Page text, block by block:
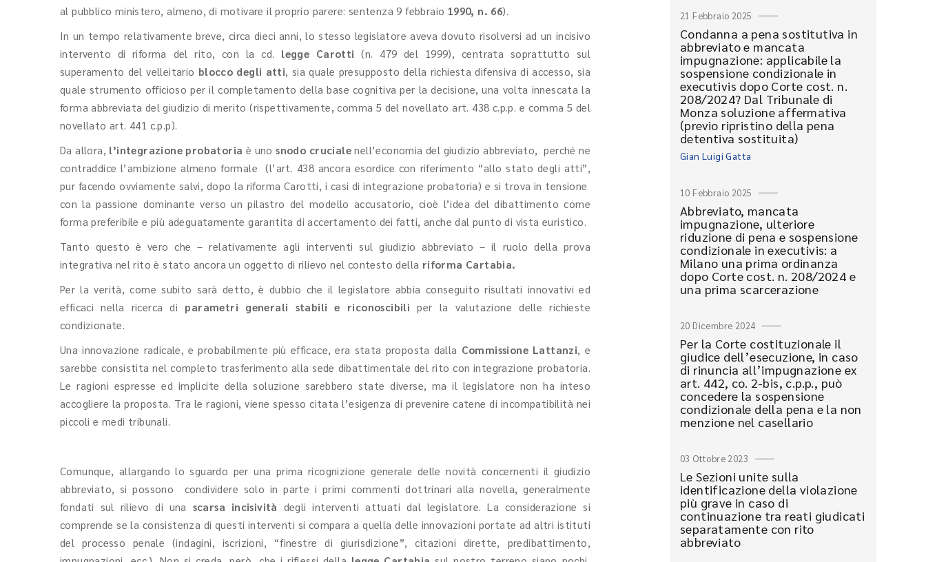
al pubblico ministero, almeno, di motivare il proprio parere: sentenza 9 febbraio 1990, n. 66).
In un tempo relativamente breve, circa dieci anni, lo stesso legislatore aveva dovuto risolversi ad un incisivo
intervento di riforma del rito, con la cd. legge Carotti(n. 479 del 1999), centrata soprattutto sul
superamento del velleitario blocco degli atti, sia quale presupposto della richiesta difensiva di accesso, sia
quale strumento officioso per il completamento della base cognitiva per la decisione, una volta innescata la
forma abbreviata del giudizio di merito (rispettivamente, comma 5 del novellato art. 438 c.p.p. e comma 5 del
novellato art. 441 c.p.p).
Da allora, l’integrazione probatoria è unosnodo crucialenell’economia del giudizio abbreviato, perché ne
contraddice l’ambizione almeno formale (l’art. 438 ancora esordice con riferimento “allo stato degli atti”,
pur facendo ovviamente salvi, dopo la riforma Carotti, i casi di integrazione probatoria) e si trova in tensione
con la passione dominante verso un pilastro del modello accusatorio, cioè l’idea del dibattimento come
forma preferibile e più adeguatamente garantita di accertamento dei fatti, anche dal punto di vista euristico.
Tanto questo è vero che – relativamente agli interventi sul giudizio abbreviato – il ruolo della prova
integrativa nel rito è stato ancora un oggetto di rilievo nel contesto della riforma Cartabia.
Per la verità, come subito sarà detto, è dubbio che il legislatore abbia conseguito risultati innovativi ed
efficaci nella ricerca di parametri generali stabili e riconoscibiliper la valutazione delle richieste
condizionate.
Una innovazione radicale, e probabilmente più efficace, era stata proposta dalla Commissione Lattanzi, e
sarebbe consistita nel completo trasferimento alla sede dibattimentale del rito con integrazione probatoria.
Le ragioni espresse ed implicite della soluzione sarebbero state diverse, ma il legislatore non ha inteso
accogliere la proposta. Tra le ragioni, viene spesso citata l’esigenza di prevenire catene di incompatibilità nei
piccoli e medi tribunali.
Comunque, allargando lo sguardo per una prima ricognizione generale delle novità concernenti il giudizio
abbreviato, si possono condividere solo in parte i primi commenti dottrinari alla novella, generalmente
fondati sul rilievo di una scarsa incisività degli interventi attuati dal legislatore. La considerazione si
comprende se la consistenza di questi interventi si compara a quella delle innovazioni portate ad altri istituti
del processo penale (indagini, iscrizioni, “finestre di giurisdizione”, citazioni dirette, predibattimento,
21 Febbraio 2025
Condanna a pena sostitutiva in
abbreviato e mancata
impugnazione: applicabile la
sospensione condizionale in
executivis dopo Corte cost. n.
208/2024? Dal Tribunale di
Monza soluzione affermativa
(previo ripristino della pena
detentiva sostituita)
Gian Luigi Gatta
10 Febbraio 2025
Abbreviato, mancata
impugnazione, ulteriore
riduzione di pena e sospensione
condizionale in executivis: a
Milano una prima ordinanza
dopo Corte cost. n. 208/2024 e
una prima scarcerazione
20 Dicembre 2024
Per la Corte costituzionale il
giudice dell’esecuzione, in caso
di rinuncia all’impugnazione ex
art. 442, co. 2-bis, c.p.p., può
concedere la sospensione
condizionale della pena e la non
menzione nel casellario
03 Ottobre 2023
Le Sezioni unite sulla
identificazione della violazione
più grave in caso di
continuazione tra reati giudicati
separatamente con rito
abbreviato